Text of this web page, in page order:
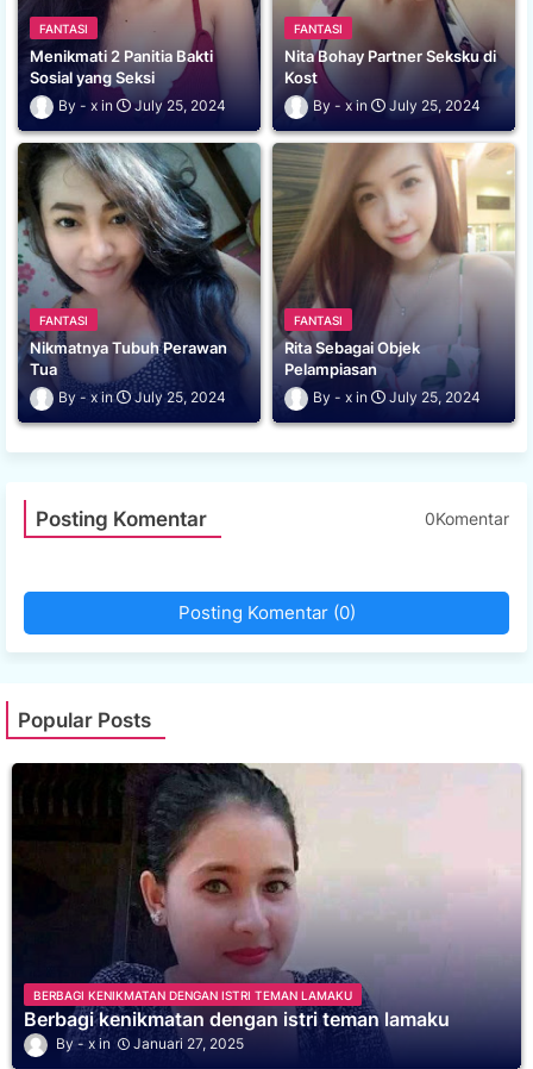
FANTASI
Menikmati 2 Panitia Bakti
Sosial yang Seksi
x July 25, 2024
FANTASI
Nita Bohay Partner Seksku di
Kost
x July 25, 2024
FANTASI
Nikmatnya Tubuh Perawan
Tua
x July 25, 2024
FANTASI
Rita Sebagai Objek
Pelampiasan
x July 25, 2024
Posting Komentar 0Komentar
Posting Komentar (0)
Popular Posts
BERBAGI KENIKMATAN DENGAN ISTRI TEMAN LAMAKU
Berbagi kenikmatan dengan istri teman lamaku
x Januari 27, 2025